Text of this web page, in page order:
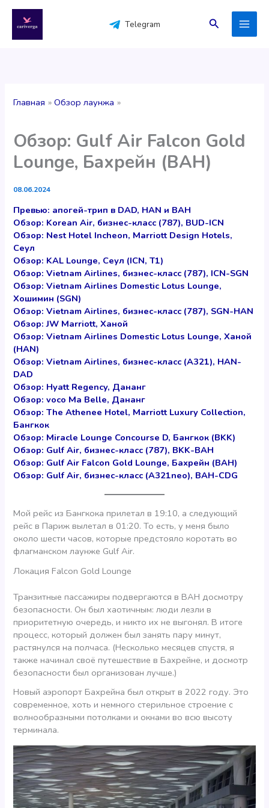
содержимому
Telegram Поиск
Главная Обзор лаунжа
Обзор: Gulf Air Falcon Gold
Lounge, Бахрейн (BAH)
08.06.2024
Превью: апогей-трип в DAD, HAN и BAH
Обзор: Korean Air, бизнес-класс (787), BUD-ICN
Обзор: Nest Hotel Incheon, Marriott Design Hotels,
Сеул
Обзор: KAL Lounge, Сеул (ICN, T1)
Обзор: Vietnam Airlines, бизнес-класс (787), ICN-SGN
Обзор: Vietnam Airlines Domestic Lotus Lounge,
Хошимин (SGN)
Обзор: Vietnam Airlines, бизнес-класс (787), SGN-HAN
Обзор: JW Marriott, Ханой
Обзор: Vietnam Airlines Domestic Lotus Lounge, Ханой
(HAN)
Обзор: Vietnam Airlines, бизнес-класс (A321), HAN-
DAD
Обзор: Hyatt Regency, Дананг
Обзор: voco Ma Belle, Дананг
Обзор: The Athenee Hotel, Marriott Luxury Collection,
Бангкок
Обзор: Miracle Lounge Concourse D, Бангкок (BKK)
Обзор: Gulf Air, бизнес-класс (787), BKK-BAH
Обзор: Gulf Air Falcon Gold Lounge, Бахрейн (BAH)
Обзор: Gulf Air, бизнес-класс (A321neo), BAH-CDG
Мой рейс из Бангкока прилетал в 19:10, а следующий
рейс в Париж вылетал в 01:20. То есть, у меня было
около шести часов, которые предстояло коротать во
флагманском лаунже Gulf Air.
Локация Falcon Gold Lounge
Транзитные пассажиры подвергаются в BAH досмотру
безопасности. Он был хаотичным: люди лезли в
приоритетную очередь, и никто их не выгонял. В итоге
процесс, который должен был занять пару минут,
растянулся на полчаса. (Несколько месяцев спустя, я
также начинал своё путешествие в Бахрейне, и досмотр
безопасности был организован лучше.)
Новый аэропорт Бахрейна был открыт в 2022 году. Это
современное, хоть и немного стерильное строение с
волнообразными потолками и окнами во всю высоту
терминала.